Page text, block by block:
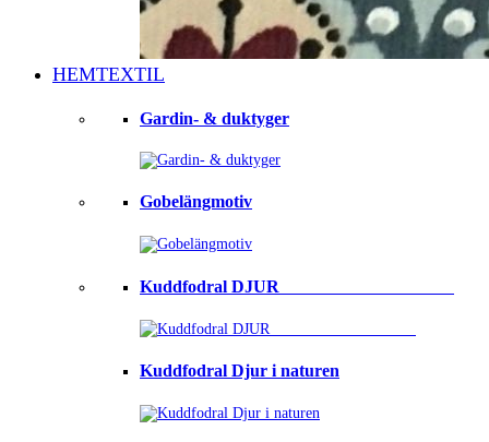
HEMTEXTIL
Gardin- & duktyger
Gobelängmotiv
Kuddfodral DJUR ⠀⠀⠀⠀⠀⠀⠀⠀⠀⠀⠀⠀⠀
Kuddfodral Djur i naturen